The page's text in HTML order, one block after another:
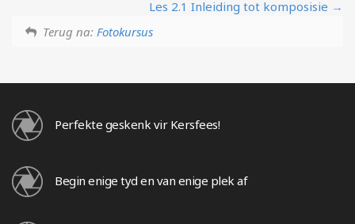
Les 2.1 Inleiding tot komposisie
Terug na: Fotokursus
Perfekte geskenk vir Kersfees!
Begin enige tyd en van enige plek af